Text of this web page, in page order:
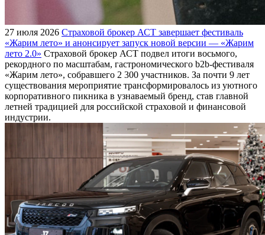
27 июля 2026 Страховой брокер АСТ завершает фестиваль
«Жарим лето» и анонсирует запуск новой версии — «Жарим
лето 2.0» Страховой брокер АСТ подвел итоги восьмого,
рекордного по масштабам, гастрономического b2b-фестиваля
«Жарим лето», собравшего 2 300 участников. За почти 9 лет
существования мероприятие трансформировалось из уютного
корпоративного пикника в узнаваемый бренд, став главной
летней традицией для российской страховой и финансовой
индустрии.